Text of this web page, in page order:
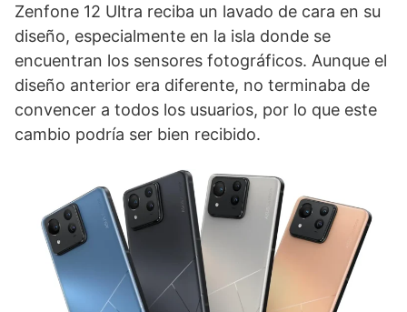
Zenfone 12 Ultra reciba un lavado de cara en su
diseño, especialmente en la isla donde se
encuentran los sensores fotográficos. Aunque el
diseño anterior era diferente, no terminaba de
convencer a todos los usuarios, por lo que este
cambio podría ser bien recibido.